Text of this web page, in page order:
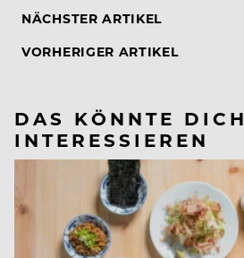
NÄCHSTER ARTIKEL
VORHERIGER ARTIKEL
DAS KÖNNTE
INTERESSIEREN